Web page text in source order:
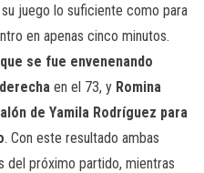
juego lo suficiente como para
en apenas cinco minutos.
que se fue envenenando
en el 73, y Romina
de Yamila Rodríguez para
. Con este resultado ambas
del próximo partido, mientras